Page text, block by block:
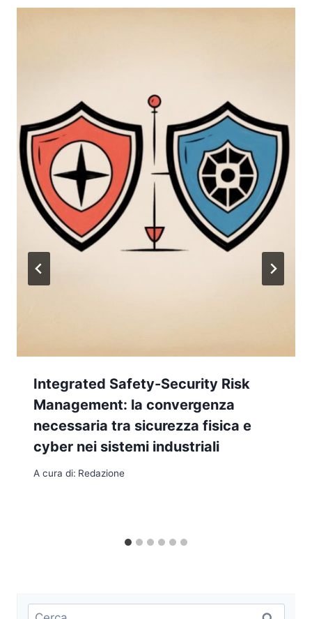
Integrated Safety-Security Risk
Management: la convergenza
necessaria tra sicurezza fisica e
cyber nei sistemi industriali
A cura di: Redazione
Ricerca